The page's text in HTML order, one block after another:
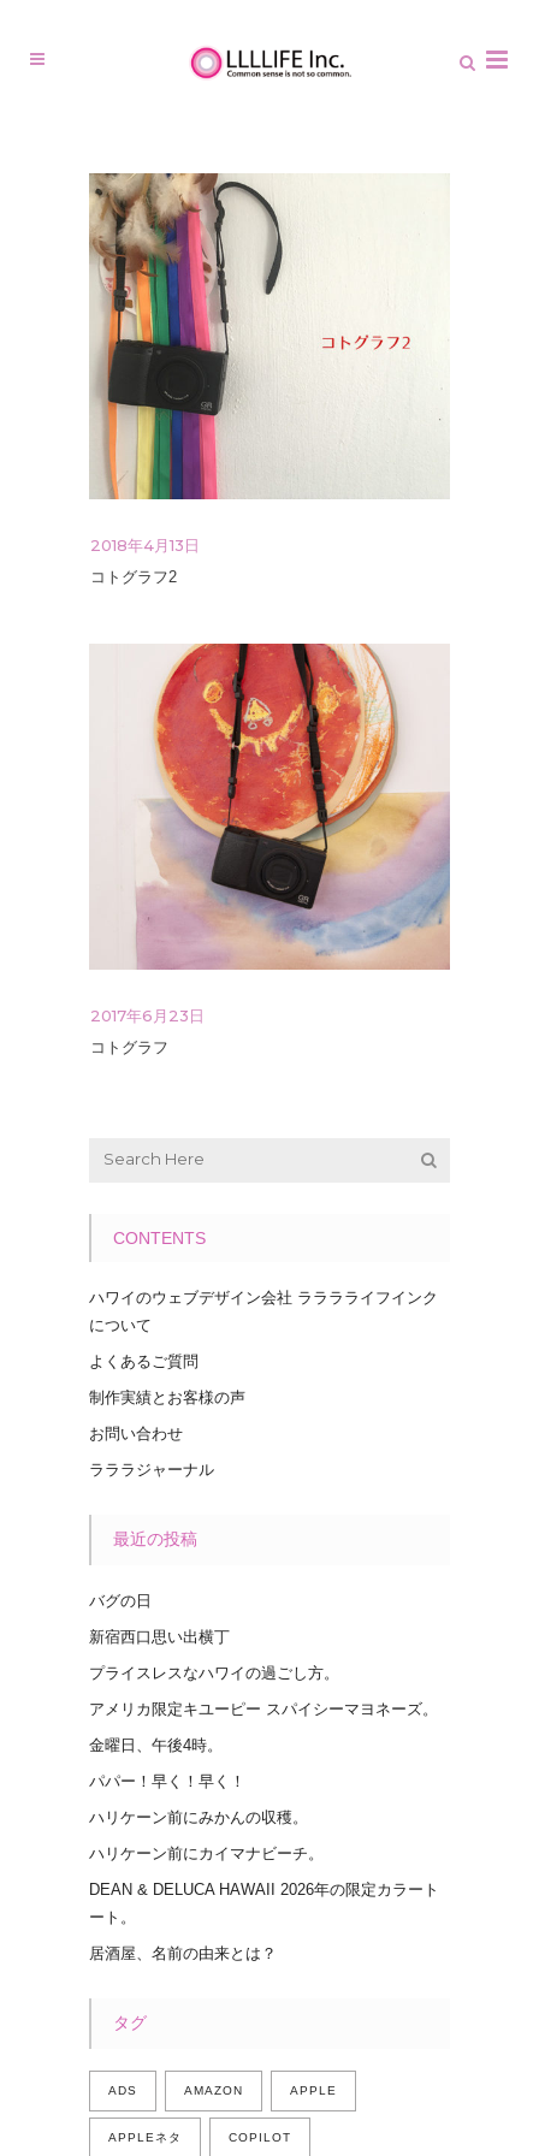
2018年4月13日
コトグラフ2
2017年6月23日
コトグラフ
CONTENTS
ハワイのウェブデザイン会社 ラララライフインク
について
よくあるご質問
制作実績とお客様の声
お問い合わせ
ラララジャーナル
最近の投稿
バグの日
新宿西口思い出横丁
プライスレスなハワイの過ごし方。
アメリカ限定キユーピー スパイシーマヨネーズ。
金曜日、午後4時。
パパー！早く！早く！
ハリケーン前にみかんの収穫。
ハリケーン前にカイマナビーチ。
DEAN & DELUCA HAWAII 2026年の限定カラート
ート。
居酒屋、名前の由来とは？
タグ
ADS AMAZON APPLE
APPLEネタ COPILOT